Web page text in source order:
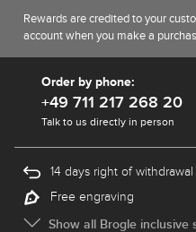
Rewards are credited to your
account when you make a
Order by phone:
+49 711 217 268 20
Talk to us directly in person
14 days right of withdrawal
Free engraving
Show all Brogle inclusive